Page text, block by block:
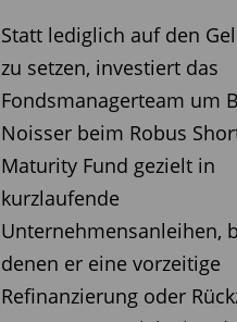
% hinzu. In den anderen
„Bei den Aktien ist das
Zinssenkungsphasen um
aus: Während die Aktien
der 1990er Jahre um 45 %
„Der fundamentale
Krisen haben Anleger in
Zinssenkungsphasen
„Legten die Aktien aber
Fällen mehr als mit
Statt lediglich auf den
zu setzen, investiert das
Fondsmanagerteam um
Noisser beim Robus
Maturity Fund gezielt in
kurzlaufende
Unternehmensanleihen,
denen er eine vorzeitige
Refinanzierung oder